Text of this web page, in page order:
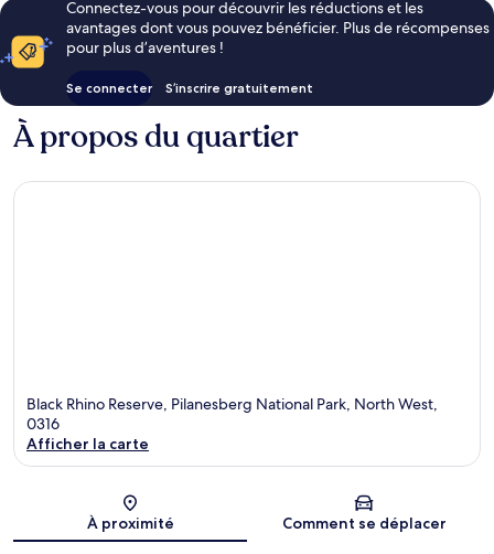
Connectez-vous pour découvrir les réductions et les
avantages dont vous pouvez bénéficier. Plus de récompenses
pour plus d’aventures !
Se connecter S’inscrire gratuitement
À propos du quartier
Black Rhino Reserve, Pilanesberg National Park, North West,
0316
Afficher la carte
À proximité Comment se déplacer